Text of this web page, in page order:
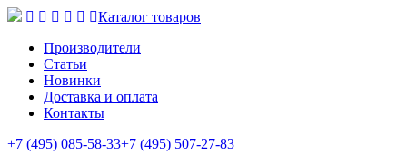
Каталог товаров
Производители
Статьи
Новинки
Доставка и оплата
Контакты
+7 (495) 085-58-33+7 (495) 507-27-83